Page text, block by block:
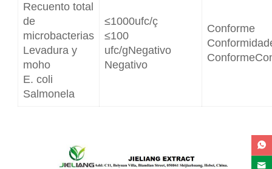
Recuento total
de
microbacterias
Levadura y
moho
E. coli
Salmonela
≤1000ufc/ç
≤100
ufc/gNegativo
Negativo
Conforme